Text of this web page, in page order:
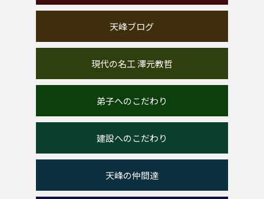
天峰ブログ
現代の名工 澤元教哲
弟子へのこだわり
建設へのこだわり
天峰の仲間達